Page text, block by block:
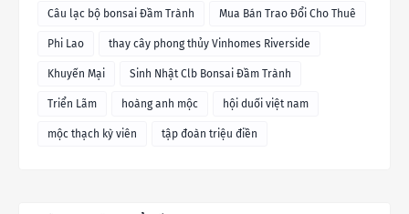
Câu lạc bộ bonsai Đầm Trành Mua Bán Trao Đổi Cho Thuê
Phi Lao thay cây phong thủy Vinhomes Riverside
Khuyến Mại Sinh Nhật Clb Bonsai Đầm Trành
Triển Lãm hoàng anh mộc hội duối việt nam
mộc thạch kỳ viên tập đoàn triệu điền